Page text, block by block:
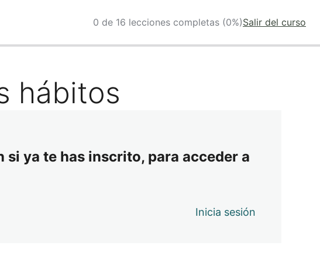
0 de 16 lecciones completas (0%)Salir del curso
hábitos
ya te has inscrito, para acceder a
Inicia sesión